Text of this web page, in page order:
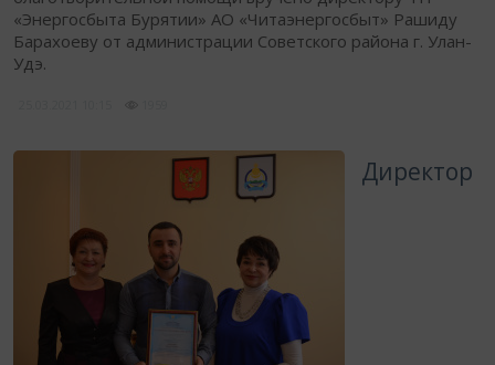
«Энергосбыта Бурятии» АО «Читаэнергосбыт» Рашиду
Барахоеву от администрации Советского района г. Улан-
Удэ.
Директор